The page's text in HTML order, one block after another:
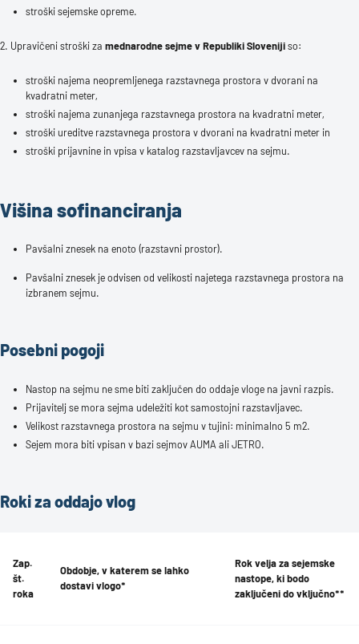
stroški sejemske opreme.
2. Upravičeni stroški za mednarodne sejme v Republiki Slovenijiso:
stroški najema neopremljenega razstavnega prostora v dvorani na
kvadratni meter,
stroški najema zunanjega razstavnega prostora na kvadratni meter,
stroški ureditve razstavnega prostora v dvorani na kvadratni meter in
stroški prijavnine in vpisa v katalog razstavljavcev na sejmu.
Višina sofinanciranja
Pavšalni znesek na enoto (razstavni prostor).
Pavšalni znesek je odvisen od velikosti najetega razstavnega prostora na
izbranem sejmu.
Posebni pogoji
Nastop na sejmu ne sme biti zaključen do oddaje vloge na javni razpis.
Prijavitelj se mora sejma udeležiti kot samostojni razstavljavec.
Velikost razstavnega prostora na sejmu v tujini: minimalno 5 m2.
Sejem mora biti vpisan v bazi sejmov AUMA ali JETRO.
Roki za oddajo vlog
Zap.
št.
roka
Obdobje, v katerem se lahko
dostavi vlogo*
Rok velja za sejemske
nastope, ki bodo
zaključeni do vključno**